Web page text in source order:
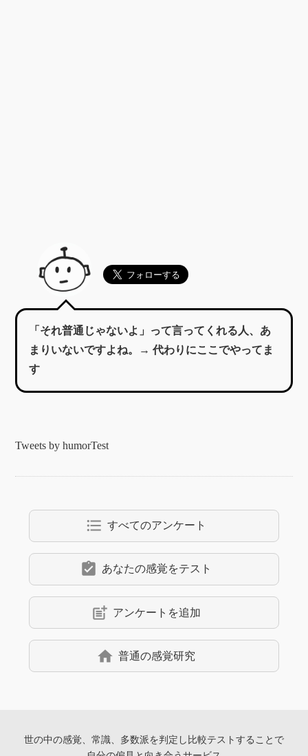
「それ普通じゃないよ」って言ってくれる人、あ
まりいないですよね。→ 代わりにここでやってま
す
Tweets by humorTest
format_list_bulleted すべてのアンケート
assignment_turned_in あなたの感覚をテスト
post_add アンケートを追加
home 普通の感覚研究
世の中の感覚、常識、多数派を判定し 比較テストすることで